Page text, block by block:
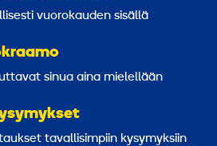
vuorokauden sisällä
sinua aina mielellään
tavallisimpiin kysymyksiin